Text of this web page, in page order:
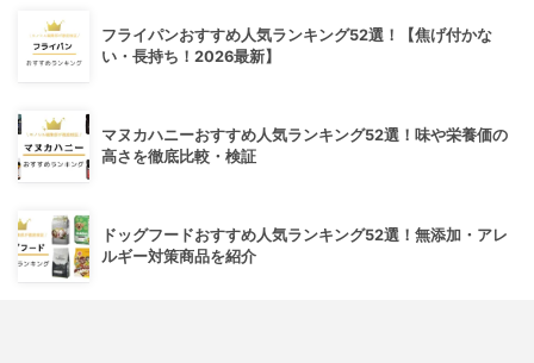
フライパンおすすめ人気ランキング52選！【焦げ付かな
い・長持ち！2026最新】
マヌカハニーおすすめ人気ランキング52選！味や栄養価の
高さを徹底比較・検証
ドッグフードおすすめ人気ランキング52選！無添加・アレ
ルギー対策商品を紹介